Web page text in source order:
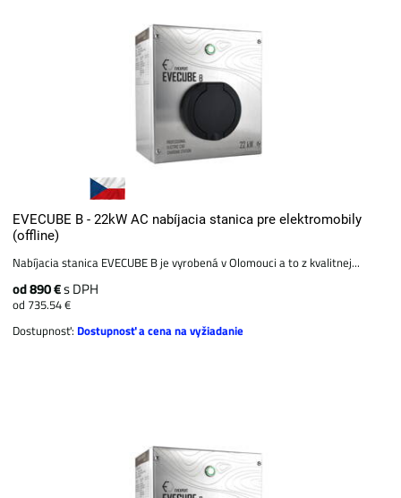
EVECUBE B - 22kW AC nabíjacia stanica pre elektromobily
(offline)
Nabíjacia stanica EVECUBE B je vyrobená v Olomouci a to z kvalitnej...
od 890 €s DPH
od 735.54 €
Dostupnosť: Dostupnosť a cena na vyžiadanie